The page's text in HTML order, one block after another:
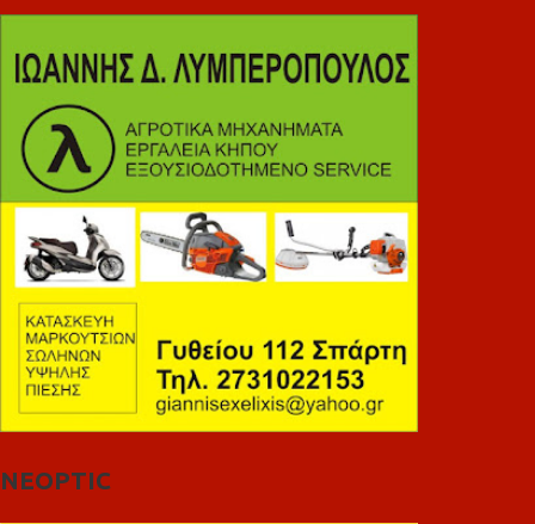
NEOPTIC